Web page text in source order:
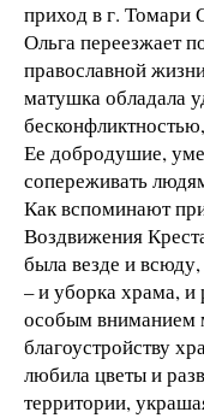
приход в г. Томари
Ольга переезжает
православной
матушка обладала
Ее добродушие,
сопереживать
Как вспоминают
Воздвижения
была везде и
– и уборка храма, и
особым вниманием
благоустройству
любила цветы и
территории,